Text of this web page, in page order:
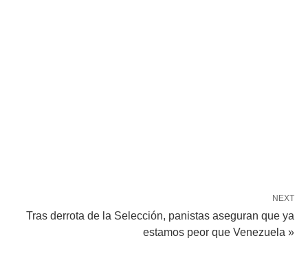
NEXT
Tras derrota de la Selección, panistas aseguran que ya
estamos peor que Venezuela »